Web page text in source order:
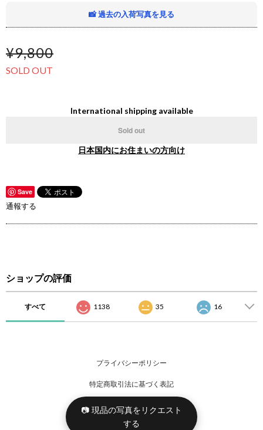
📸 過去の入荷写真を見る
¥9,800
SOLD OUT
International shipping available
Sold out
日本国内にお住まいの方向け
Save
通報する
ショップの評価
すべて 1138 35 16
プライバシーポリシー
特定商取引法に基づく表記
📷 現品の写真をリクエスト
する